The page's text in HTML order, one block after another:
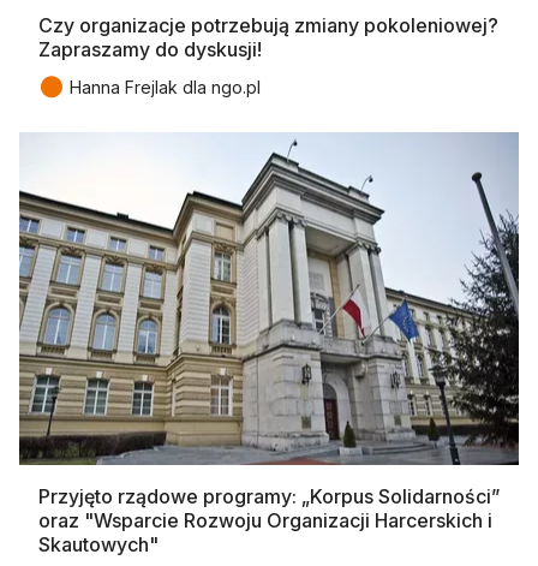
Czy organizacje potrzebują zmiany pokoleniowej?
Zapraszamy do dyskusji!
● Hanna Frejlak dla ngo.pl
Przyjęto rządowe programy: „Korpus Solidarności”
oraz "Wsparcie Rozwoju Organizacji Harcerskich i
Skautowych"